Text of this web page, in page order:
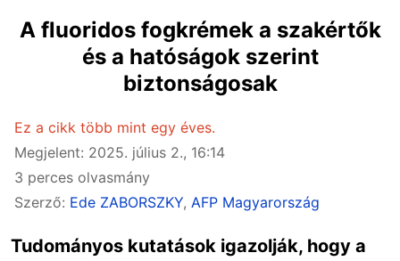
A fluoridos fogkrémek a szakértők
és a hatóságok szerint
biztonságosak
Ez a cikk több mint egy éves.
Megjelent: 2025. július 2., 16:14
3 perces olvasmány
Szerző: Ede ZABORSZKY, AFP Magyarország
Tudományos kutatások igazolják, hogy a